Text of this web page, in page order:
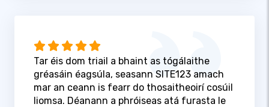
Tar éis dom triail a bhaint as tógálaithe
gréasáin éagsúla, seasann SITE123 amach
mar an ceann is fearr do thosaitheoirí cosúil
liomsa. Déanann a phróiseas atá furasta le